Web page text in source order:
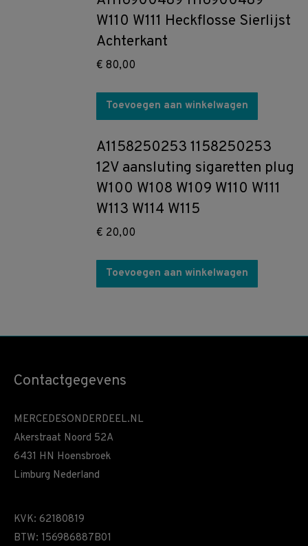
W110 W111 Heckflosse Sierlijst
Achterkant
€ 80,00
Toevoegen aan winkelwagen
A1158250253 1158250253
12V aansluting sigaretten plug
W100 W108 W109 W110 W111
W113 W114 W115
€ 20,00
Toevoegen aan winkelwagen
Contactgegevens
MERCEDESONDERDEEL.NL
Akerstraat Noord 52A
6431 HN Hoensbroek
Limburg Nederland
KVK: 62180819
BTW: 156986887B01